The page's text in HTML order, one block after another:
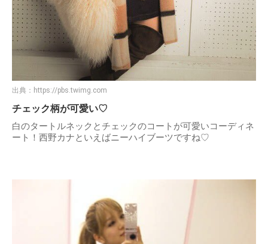
出典： https://pbs.twimg.com
チェック柄が可愛い♡
白のタートルネックとチェックのコートが可愛いコーディネ
ート！西野カナといえばニーハイブーツですね♡